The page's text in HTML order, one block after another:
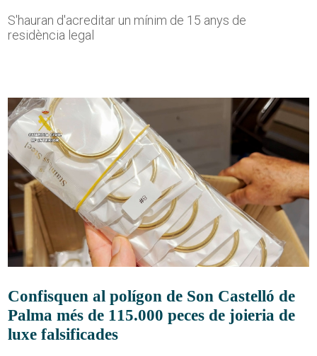
S'hauran d'acreditar un mínim de 15 anys de
residència legal
Confisquen al polígon de Son Castelló de
Palma més de 115.000 peces de joieria de
luxe falsificades